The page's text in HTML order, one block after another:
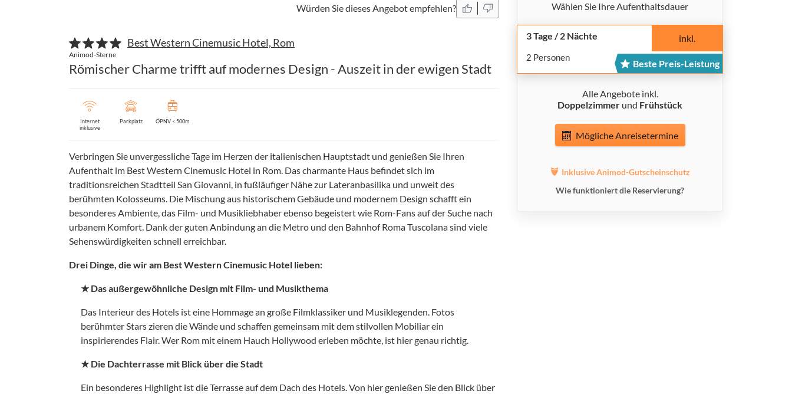
Würden Sie dieses Angebot empfehlen?
Animod-Sterne
Best Western Cinemusic Hotel, Rom
Römischer Charme trifft auf modernes Design - Auszeit in der ewigen Stadt
Internet
inklusive
Parkplatz ÖPNV < 500m
Verbringen Sie unvergessliche Tage im Herzen der italienischen Hauptstadt und genießen Sie Ihren
Aufenthalt im Best Western Cinemusic Hotel in Rom. Das charmante Haus befindet sich im
traditionsreichen Stadtteil San Giovanni, in fußläufiger Nähe zur Lateranbasilika und unweit des
berühmten Kolosseums. Die Mischung aus historischem Gebäude und modernem Design schafft ein
besonderes Ambiente, das Film- und Musikliebhaber ebenso begeistert wie Rom-Fans auf der Suche nach
urbanem Komfort. Dank der guten Anbindung an die Metro und den Bahnhof Roma Tuscolana sind viele
Sehenswürdigkeiten schnell erreichbar.
Drei Dinge, die wir am Best Western Cinemusic Hotel lieben:
★ Das außergewöhnliche Design mit Film- und Musikthema
Das Interieur des Hotels ist eine Hommage an große Filmklassiker und Musiklegenden. Fotos
berühmter Stars zieren die Wände und schaffen gemeinsam mit dem stilvollen Mobiliar ein
inspirierendes Flair. Wer Rom mit einem Hauch Hollywood erleben möchte, ist hier genau richtig.
★ Die Dachterrasse mit Blick über die Stadt
Ein besonderes Highlight ist die Terrasse auf dem Dach des Hotels. Von hier genießen Sie den Blick über
Wählen Sie Ihre Aufenthaltsdauer
3 Tage / 2 Nächte inkl.
2 Personen
Beste Preis-Leistung
Alle Angebote inkl.
Doppelzimmer und Frühstück
Mögliche Anreisetermine
Inklusive Animod-Gutscheinschutz
Wie funktioniert die Reservierung?